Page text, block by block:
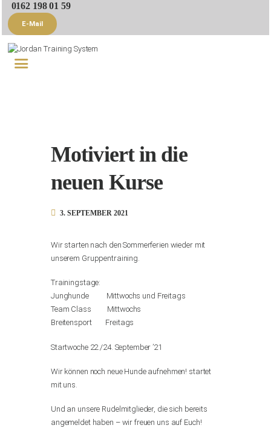
0162 198 01 59
E-Mail
Referenzen
Kontakt
Motiviert in die
neuen Kurse
3. SEPTEMBER 2021
Wir starten nach den Sommerferien wieder mit
unserem Gruppentraining.
Trainingstage:
Junghunde Mittwochs und Freitags
Team Class Mittwochs
Breitensport Freitags
Startwoche 22./24. September ’21
Wir können noch neue Hunde aufnehmen! startet
mit uns.
Und an unsere Rudelmitglieder, die sich bereits
angemeldet haben – wir freuen uns auf Euch!